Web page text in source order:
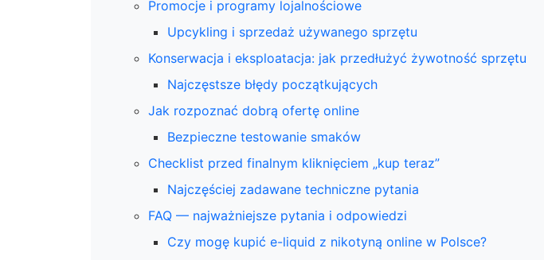
Promocje i programy lojalnościowe
Upcykling i sprzedaż używanego sprzętu
Konserwacja i eksploatacja: jak przedłużyć żywotność sprzętu
Najczęstsze błędy początkujących
Jak rozpoznać dobrą ofertę online
Bezpieczne testowanie smaków
Checklist przed finalnym kliknięciem „kup teraz”
Najczęściej zadawane techniczne pytania
FAQ — najważniejsze pytania i odpowiedzi
Czy mogę kupić e-liquid z nikotyną online w Polsce?